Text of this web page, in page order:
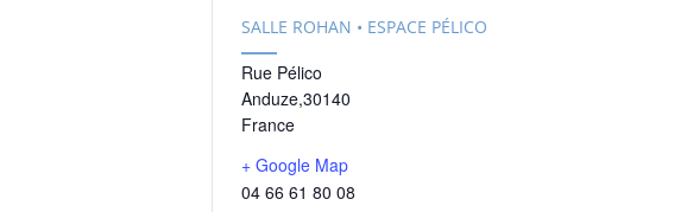
SALLE ROHAN • ESPACE PÉLICO
Rue Pélico
Anduze,30140
France
+ Google Map
04 66 61 80 08